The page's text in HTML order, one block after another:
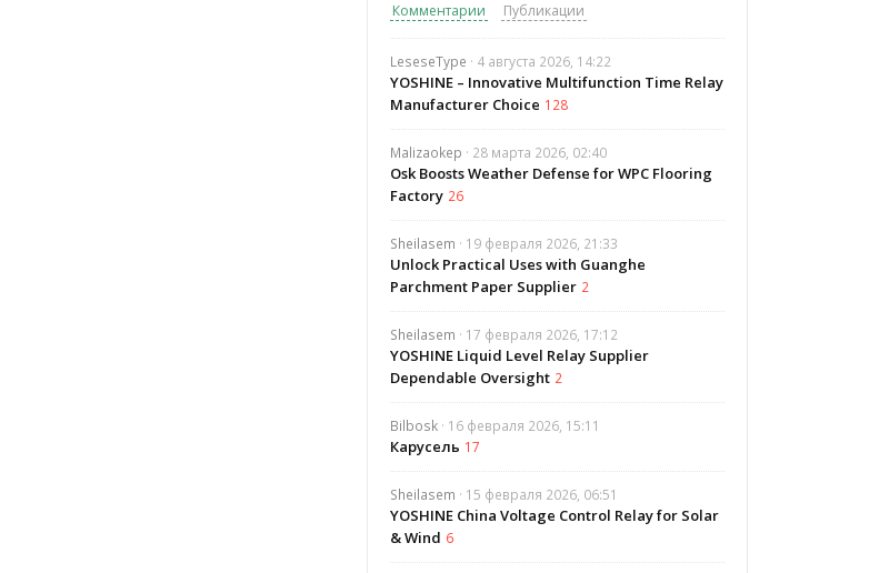
Комментарии Публикации
LeseseType · 4 августа 2026, 14:22
YOSHINE – Innovative Multifunction Time Relay
Manufacturer Choice 128
Malizaokep · 28 марта 2026, 02:40
Osk Boosts Weather Defense for WPC Flooring
Factory 26
Sheilasem · 19 февраля 2026, 21:33
Unlock Practical Uses with Guanghe
Parchment Paper Supplier 2
Sheilasem · 17 февраля 2026, 17:12
YOSHINE Liquid Level Relay Supplier
Dependable Oversight 2
Bilbosk · 16 февраля 2026, 15:11
Карусель 17
Sheilasem · 15 февраля 2026, 06:51
YOSHINE China Voltage Control Relay for Solar
& Wind 6